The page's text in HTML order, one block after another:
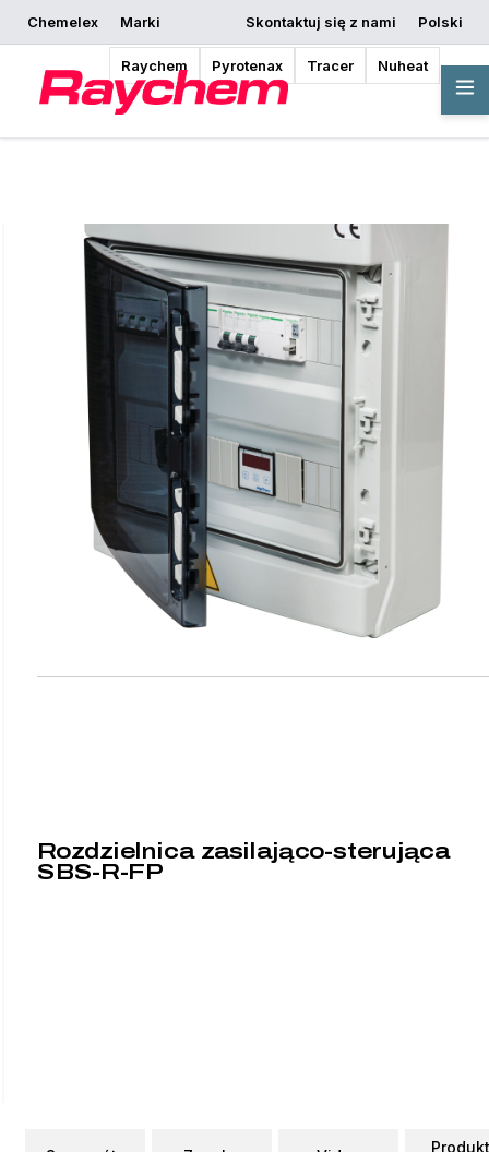
Chemelex Marki
Raychem Pyrotenax Tracer Nuheat
Skontaktuj się z nami
Polski
Poproś o wycenę
Gdzie kupić
Rozpocznij
Przegląd
Rozdzielnica zasilająco-sterująca
SBS-R-FP